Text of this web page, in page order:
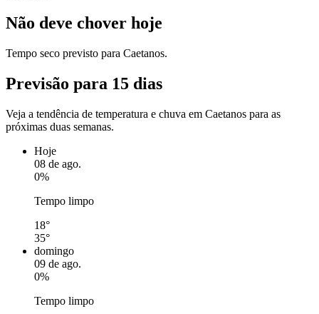
Não deve chover hoje
Tempo seco previsto para Caetanos.
Previsão para 15 dias
Veja a tendência de temperatura e chuva em Caetanos para as
próximas duas semanas.
Hoje
08 de ago.
0%
Tempo limpo
18°
35°
domingo
09 de ago.
0%
Tempo limpo